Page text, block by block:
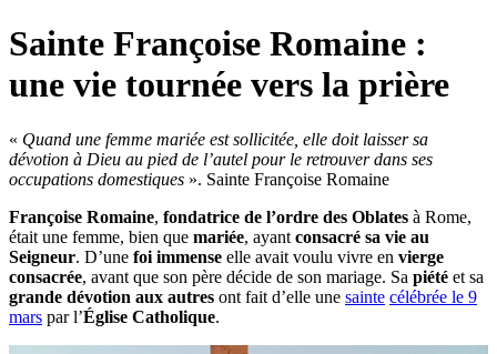
Sainte Françoise Romaine :
une vie tournée vers la prière
« Quand une femme mariée est sollicitée, elle doit laisser sa
dévotion à Dieu au pied de l’autel pour le retrouver dans ses
occupations domestiques ». Sainte Françoise Romaine
Françoise Romaine, fondatrice de l’ordre des Oblates à Rome,
était une femme, bien que mariée, ayant consacré sa vie au
Seigneur. D’une foi immense elle avait voulu vivre en vierge
consacrée, avant que son père décide de son mariage. Sa piété et sa
grande dévotion aux autres ont fait d’elle une sainte célébrée le 9
mars par l’Église Catholique.